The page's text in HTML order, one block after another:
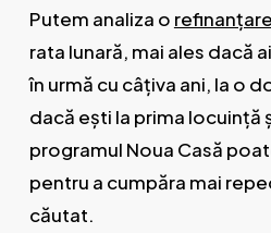
Putem analiza o refinanțare
rata lunară, mai ales dacă
în urmă cu câțiva ani, la o
dacă ești la prima locuință
programul Noua Casă
pentru a cumpăra mai
căutat.